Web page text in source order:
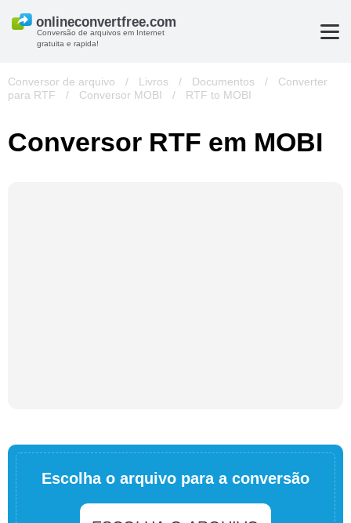
Conversão de arquivos em Internet
gratuita e rapida!
Conversor de arquivo / Livros / Documentos /
Converter
para RTF
/ Conversor MOBI / RTF to MOBI
Conversor RTF em MOBI
Escolha o arquivo para a conversão